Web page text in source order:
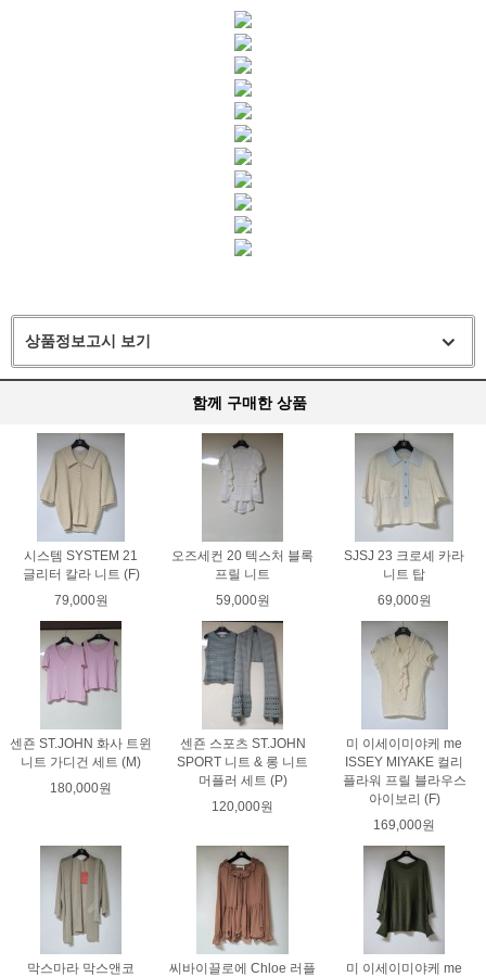
상품정보고시 보기
함께 구매한 상품
시스템 SYSTEM 21
글리터 칼라 니트 (F)
79,000원
오즈세컨 20 텍스처 블록
프릴 니트
59,000원
SJSJ 23 크로셰 카라
니트 탑
69,000원
센죤 ST.JOHN 화사 트윈
니트 가디건 세트 (M)
180,000원
센죤 스포츠 ST.JOHN
SPORT 니트 & 롱 니트
머플러 세트 (P)
120,000원
미 이세이미야케 me
ISSEY MIYAKE 컬리
플라워 프릴 블라우스
아이보리 (F)
169,000원
막스마라 막스앤코
씨바이끌로에 Chloe 러플
미 이세이미야케 me